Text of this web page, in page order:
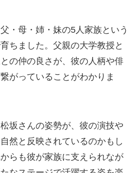
・母・姉・妹の5人家族という
ちました。父親の大学教授と
の仲の良さが、彼の人柄や俳
がっていることがわかりま
坂さんの姿勢が、彼の演技や
然と反映されているのかもし
らも彼が家族に支えられなが